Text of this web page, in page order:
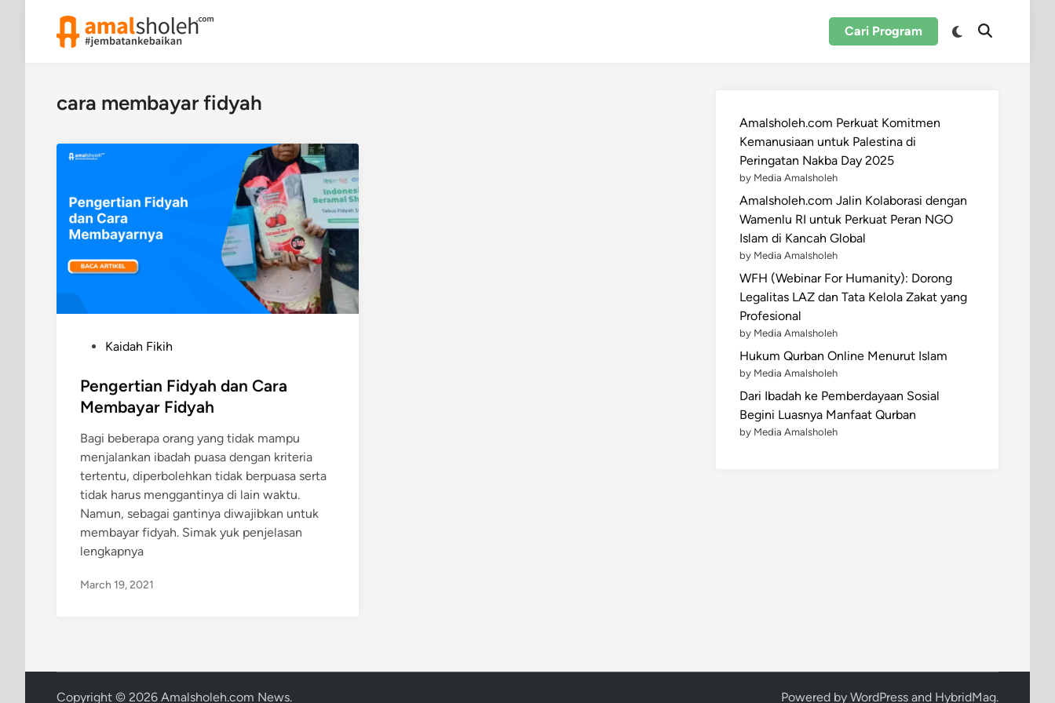
content
Cari Program
Switch
Open
cara membayar fidyah
s
t
d
i
n
Kaidah Fikih
Pengertian Fidyah dan Cara
Membayar Fidyah
Bagi beberapa orang yang tidak mampu
menjalankan ibadah puasa dengan kriteria
tertentu, diperbolehkan tidak berpuasa serta
tidak harus menggantinya di lain waktu.
Namun, sebagai gantinya diwajibkan untuk
membayar fidyah. Simak yuk penjelasan
lengkapnya
March 19, 2021
Amalsholeh.com Perkuat Komitmen
Kemanusiaan untuk Palestina di
Peringatan Nakba Day 2025
by Media Amalsholeh
Amalsholeh.com Jalin Kolaborasi dengan
Wamenlu RI untuk Perkuat Peran NGO
Islam di Kancah Global
by Media Amalsholeh
WFH (Webinar For Humanity): Dorong
Legalitas LAZ dan Tata Kelola Zakat yang
Profesional
by Media Amalsholeh
Hukum Qurban Online Menurut Islam
by Media Amalsholeh
Dari Ibadah ke Pemberdayaan Sosial
Begini Luasnya Manfaat Qurban
by Media Amalsholeh
Copyright © 2026 Amalsholeh.com News. Powered by WordPress and HybridMag.